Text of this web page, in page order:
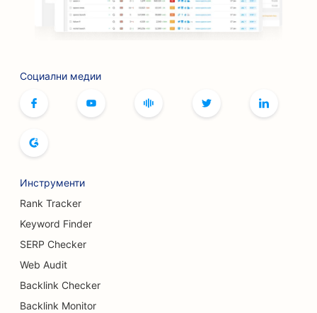
SEO оптимизация за барбекю стави
SEO за услуги с ботокс и филъри
SEO за боулинг зали
SEO оптимизация за пекарни за хляб
SEO оптимизация за услуги за уголемяване на
гърдите
SEO за бюфетни ресторанти
Социални медии
Инструменти
Rank Tracker
Keyword Finder
SERP Checker
Web Audit
Backlink Checker
Backlink Monitor